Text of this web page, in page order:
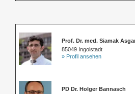
Prof. Dr. med. Siamak
85049 Ingolstadt
» Profil ansehen
PD Dr. Holger Bannasch